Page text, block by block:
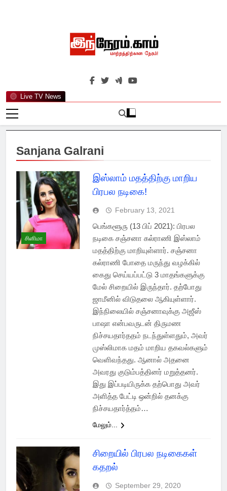
Live TV News
இந்நேரம்.காம்
செய்திகளுக்கு அப்பால்…
Sanjana Galrani
சினிமா
இஸ்லாம் மதத்திற்கு மாறிய
பிரபல நடிகை!
February 13, 2021
பெங்களூரு (13 பிப் 2021): பிரபல
நடிகை சஞ்சனா கல்ராணி இஸ்லாம்
மதத்திற்கு மாறியுள்ளார். சஞ்சனா
கல்ராணி போதை மருந்து வழக்கில்
கைது செய்யப்பட்டு 3 மாதங்களுக்கு
மேல் சிறையில் இருந்தார். தற்போது
ஜாமீனில் விடுதலை ஆகியுள்ளார்.
இந்நிலையில் சஞ்சனாவுக்கு அஜீஸ்
பாஷா என்பவருடன் திருமண
நிச்சயதார்ததம் நடந்துள்ளதும், அவர்
முஸ்லிமாக மதம் மாறிய தகவல்களும்
வெளிவந்தது. ஆனால் அதனை
அவரது குடும்பத்தினர் மறுத்தனர்.
இது இப்படியிருக்க தற்பொது அவர்
அளித்த பேட்டி ஒன்றில் தனக்கு
நிச்சயதார்த்தம்…
மேலும்...
சிறையில் பிரபல நடிகைகள்
கதறல்
September 29, 2020